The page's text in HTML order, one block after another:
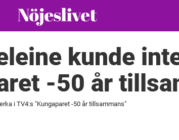
kunde
-50 år
i TV4:s "Kungaparet -50 år tillsammans"